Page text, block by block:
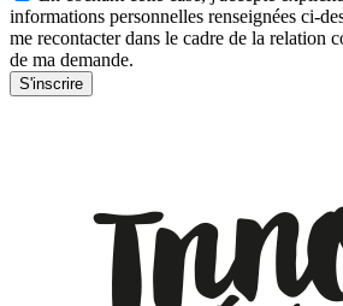
informations personnelles renseignées ci-
me recontacter dans le cadre de la relation
de ma demande.
S'inscrire